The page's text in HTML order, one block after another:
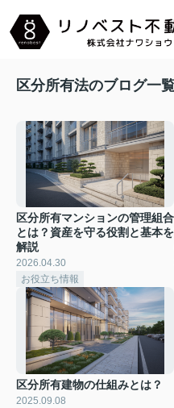
区分所有法のブログ一
区分所有マンションの管理組合
とは？資産を守る役割と基本を
解説
2026.04.30
お役立ち情報
区分所有建物の仕組みとは？
2025.09.08